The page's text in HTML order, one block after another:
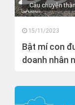
Câu chuyện
15/11/2023
Bật mí con
doanh nhân